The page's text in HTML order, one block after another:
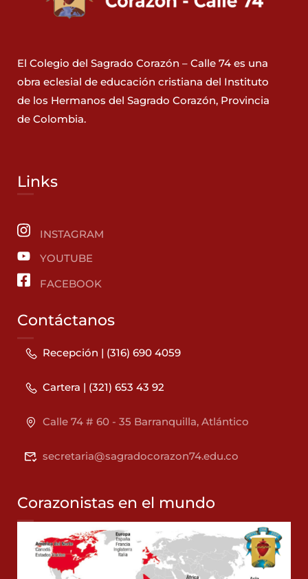
El Colegio del Sagrado Corazón – Calle 74 es una
obra eclesial de educación cristiana del Instituto
de los Hermanos del Sagrado Corazón, Provincia
de Colombia.
Links
INSTAGRAM
YOUTUBE
FACEBOOK
Contáctanos
Recepción | (316) 690 4059
Cartera | (321) 653 43 92
Calle 74 # 60 - 35 Barranquilla, Atlántico
secretaria@sagradocorazon74.edu.co
Corazonistas en el mundo